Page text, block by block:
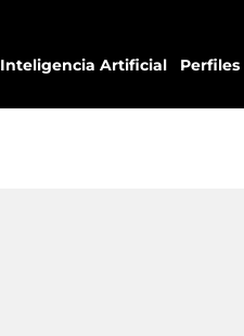
Inteligencia Artificial Perfiles